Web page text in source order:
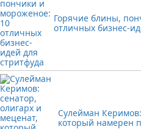
Горячие блины,
отличных бизнес-
Сулейман
который намерен